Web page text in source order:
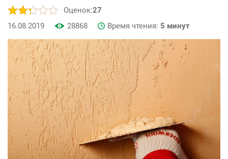
Оценок:27
16.08.2019
28868 Время чтения: 5 минут